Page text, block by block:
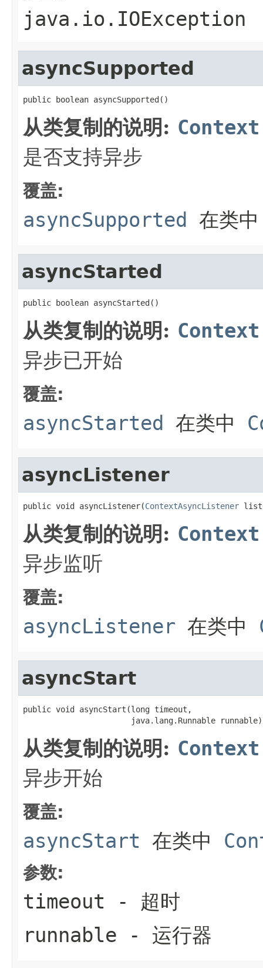
java.io.IOException
asyncSupported
public boolean asyncSupported()
从类复制的说明: Context
是否支持异步
覆盖:
asyncSupported 在类
asyncStarted
public boolean asyncStarted()
从类复制的说明: Context
异步已开始
覆盖:
asyncStarted 在类中
asyncListener
public void asyncListener(ContextAsyncListener
从类复制的说明: Context
异步监听
覆盖:
asyncListener 在类中
asyncStart
public void asyncStart(long timeout,
                       java.lang.Runnable runnable)
从类复制的说明: Context
异步开始
覆盖:
asyncStart 在类中
参数:
timeout - 超时
runnable - 运行器